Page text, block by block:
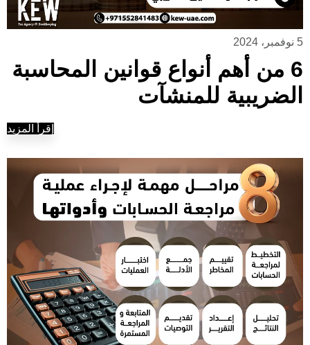
5 نوفمبر، 2024
6 من أهم أنواع قوانين المحاسبة
الضريبية للمنشآت
إقرأ المزيد